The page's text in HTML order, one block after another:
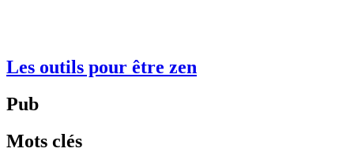
Les outils pour être zen
Pub
Mots clés